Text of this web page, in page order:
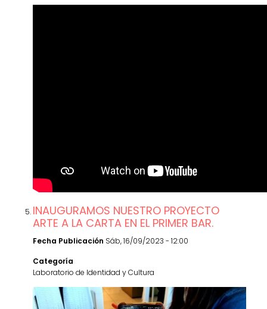
INAUGURAMOS NUESTRO PROYECTO
ARTE A LA CARTA EN EL PRIMER BAR.
Fecha Publicación Sáb, 16/09/2023 - 12:00
Categoría
Laboratorio de Identidad y Cultura